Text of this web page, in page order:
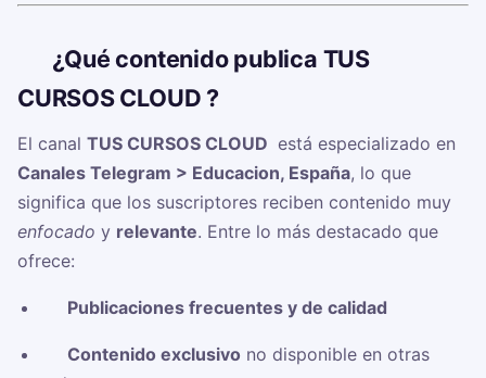
¿Qué contenido publica TUS
CURSOS CLOUD ‍?
El canal TUS CURSOS CLOUD ‍ está especializado en
Canales Telegram > Educacion, España, lo que
significa que los suscriptores reciben contenido muy
enfocado y relevante. Entre lo más destacado que
ofrece:
Publicaciones frecuentes y de calidad
Contenido exclusivo no disponible en otras